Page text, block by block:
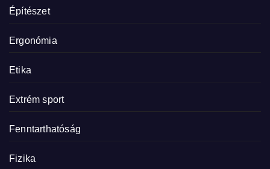
Építészet
Ergonómia
Etika
Extrém sport
Fenntarthatóság
Fizika